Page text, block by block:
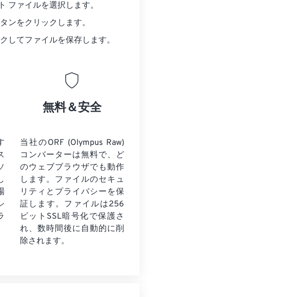
ファイルを選択します。
ンをクリックします。
してファイルを保存します。
無料＆安全
当社のORF (Olympus Raw)
コンバーターは無料で、ど
のウェブブラウザでも動作
します。ファイルのセキュ
リティとプライバシーを保
証します。ファイルは256
ビットSSL暗号化で保護さ
れ、数時間後に自動的に削
除されます。